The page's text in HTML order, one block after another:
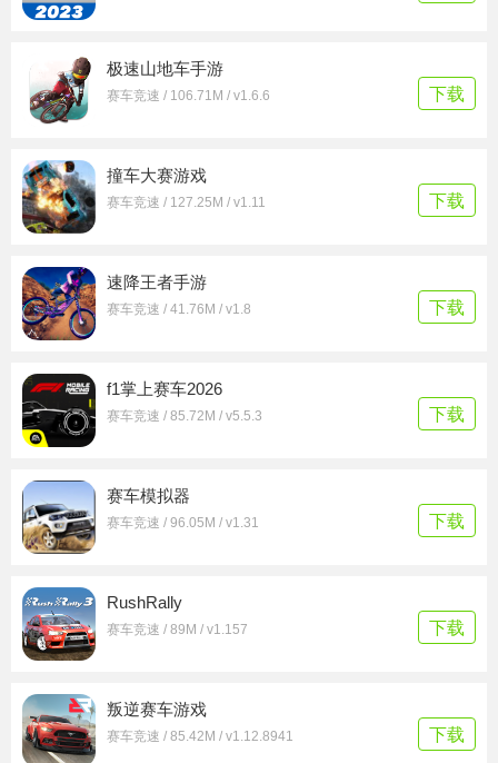
极速山地车手游
赛车竞速 / 106.71M / v1.6.6 下载
撞车大赛游戏
赛车竞速 / 127.25M / v1.11 下载
速降王者手游
赛车竞速 / 41.76M / v1.8 下载
f1掌上赛车2026
赛车竞速 / 85.72M / v5.5.3 下载
赛车模拟器
赛车竞速 / 96.05M / v1.31 下载
RushRally
赛车竞速 / 89M / v1.157 下载
叛逆赛车游戏
赛车竞速 / 85.42M / v1.12.8941 下载